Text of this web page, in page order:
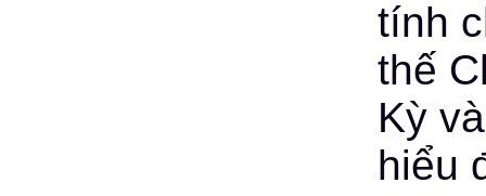
tính
thế
Kỳ
hiểu